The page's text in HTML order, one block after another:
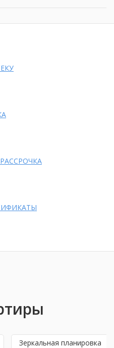
РАССРОЧКА
Зеркальная планировка